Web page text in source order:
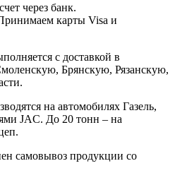
через банк.
карты Visa и
с доставкой в
Брянскую, Рязанскую,
на автомобилях Газель,
JAC. До 20 тонн – на
самовывоз продукции со